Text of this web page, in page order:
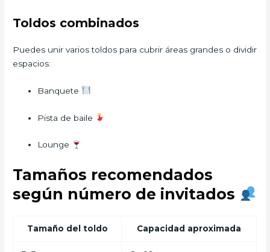
Toldos combinados
Puedes unir varios toldos para cubrir áreas grandes o dividir
espacios:
Banquete
Pista de baile
Lounge
Tamaños recomendados
según número de invitados
Tamaño del toldo Capacidad aproximada